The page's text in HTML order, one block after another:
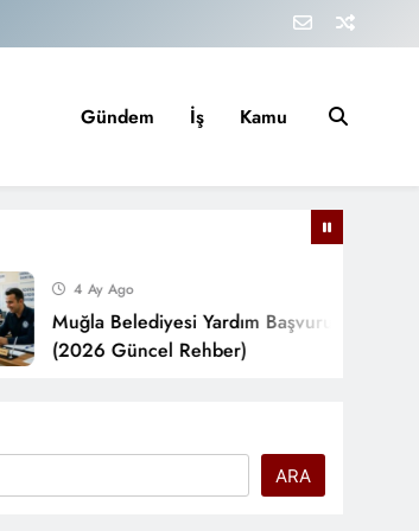
Gündem İş Kamu
4 Ay Ago
Muğla Belediyesi Yardım Başvurusu Nasıl Yapılır?
(2026 Güncel Rehber)
ARA